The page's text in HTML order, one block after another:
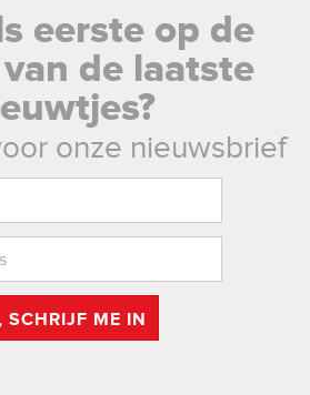
eerste op de
de laatste
onze nieuwsbrief
SCHRIJF ME IN